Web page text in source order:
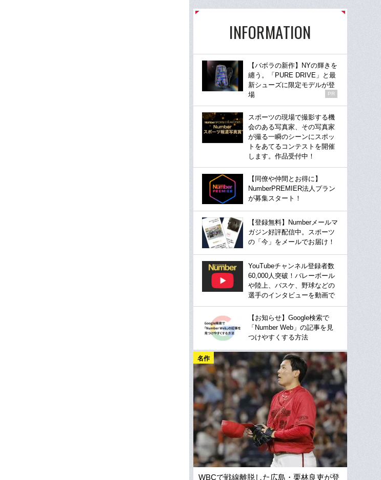
INFORMATION
【バボラの新作】NYの輝きを
纏う。「PURE DRIVE」と最
新シューズに限定モデルが登
場
PR
スポーツの現場で撮影する機
会のある写真家、その写真家
が撮る一瞬のシーンにスポッ
トをあてるコンテストを開催
します。作品受付中！
【同僚や仲間とお得に】
NumberPREMIER法人プラン
が募集スタート！
【登録無料】Numberメールマ
ガジン好評配信中。スポーツ
の「今」をメールでお届け！
YouTubeチャンネル登録者数
60,000人突破！バレーボール
や陸上、バスケ、野球などの
選手のインタビューを動画で
【お知らせ】Google検索で
「Number Web」の記事を見
つけやすくする方法
名作
WBCで戦線離脱した広島・栗林良吏が登